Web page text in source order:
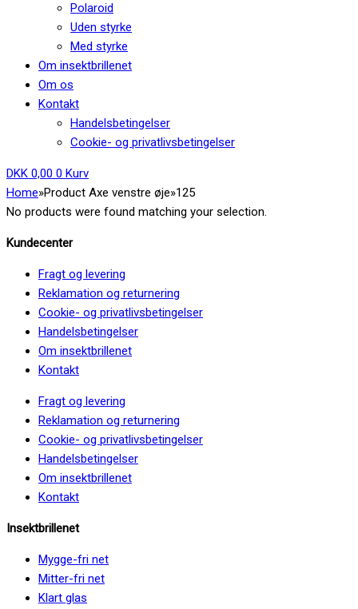
Polaroid
Uden styrke
Med styrke
Om insektbrillenet
Om os
Kontakt
Handelsbetingelser
Cookie- og privatlivsbetingelser
DKK 0,00 0 Kurv
Home»Product Axe venstre øje»125
No products were found matching your selection.
Kundecenter
Fragt og levering
Reklamation og returnering
Cookie- og privatlivsbetingelser
Handelsbetingelser
Om insektbrillenet
Kontakt
Fragt og levering
Reklamation og returnering
Cookie- og privatlivsbetingelser
Handelsbetingelser
Om insektbrillenet
Kontakt
Insektbrillenet
Mygge-fri net
Mitter-fri net
Klart glas